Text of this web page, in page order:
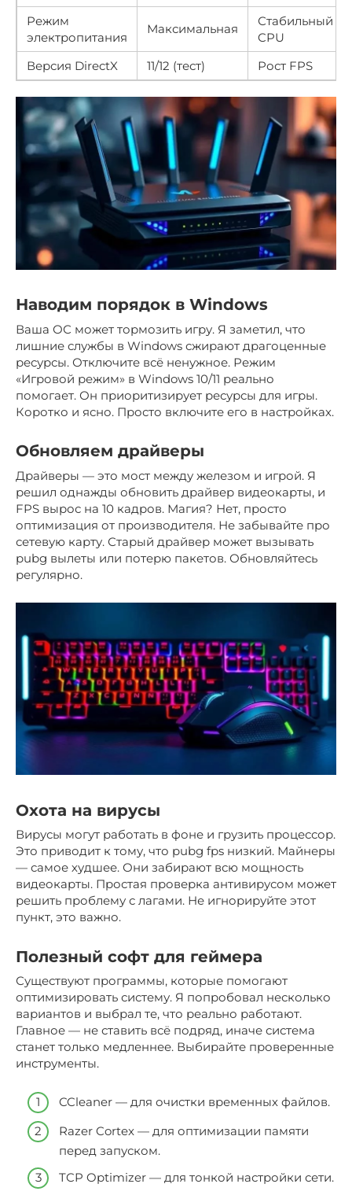
Режим
электропитания
Максимальная
Стабильный
CPU
Версия DirectX
11/12 (тест) Рост FPS
Наводим порядок в Windows
Ваша ОС может тормозить игру. Я заметил, что
лишние службы в Windows сжирают драгоценные
ресурсы. Отключите всё ненужное. Режим
«Игровой режим» в Windows 10/11 реально
помогает. Он приоритизирует ресурсы для игры.
Коротко и ясно. Просто включите его в настройках.
Обновляем драйверы
Драйверы — это мост между железом и игрой. Я
решил однажды обновить драйвер видеокарты, и
FPS вырос на 10 кадров. Магия? Нет, просто
оптимизация от производителя. Не забывайте про
сетевую карту. Старый драйвер может вызывать
pubg вылеты или потерю пакетов. Обновляйтесь
регулярно.
Охота на вирусы
Вирусы могут работать в фоне и грузить процессор.
Это приводит к тому, что pubg fps низкий. Майнеры
— самое худшее. Они забирают всю мощность
видеокарты. Простая проверка антивирусом может
решить проблему с лагами. Не игнорируйте этот
пункт, это важно.
Полезный софт для геймера
Существуют программы, которые помогают
оптимизировать систему. Я попробовал несколько
вариантов и выбрал те, что реально работают.
Главное — не ставить всё подряд, иначе система
станет только медленнее. Выбирайте проверенные
инструменты.
CCleaner — для очистки временных файлов.
Razer Cortex — для оптимизации памяти
перед запуском.
TCP Optimizer — для тонкой настройки сети.